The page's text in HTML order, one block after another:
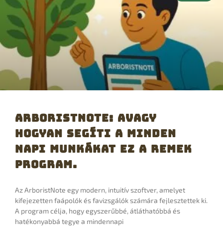
ArboristNote: Avagy
hogyan segíti a minden
napi munkákat ez a remek
program.
Az ArboristNote egy modern, intuitív szoftver, amelyet
kifejezetten faápolók és favizsgálók számára fejlesztettek ki.
A program célja, hogy egyszerűbbé, átláthatóbbá és
hatékonyabbá tegye a mindennapi